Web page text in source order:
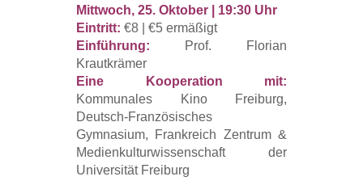
Mittwoch, 25. Oktober | 19:30 Uhr
Eintritt: €8 | €5 ermäßigt
Einführung: Prof. Florian
Krautkrämer
Eine Kooperation mit:
Kommunales Kino Freiburg,
Deutsch-Französisches
Gymnasium, Frankreich Zentrum &
Medienkulturwissenschaft der
Universität Freiburg